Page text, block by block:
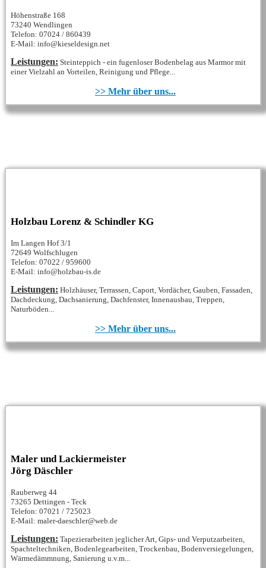
Höhenstraße 168
73240 Wendlingen
Telefon: 07024 / 860439
E-Mail: info@kieseldesign.net
Leistungen: Steinteppich - ein fugenloser Bodenbelag aus Marmor mit
einer Vielzahl an Vorteilen, Reinigung und Pflege...
>> Mehr über uns...
Holzbau Lorenz & Schindler KG
Im Langen Hof 3/1
72649 Wolfschlugen
Telefon: 07022 / 959600
E-Mail: info@holzbau-is.de
Leistungen: Holzhäuser, Terrassen, Caport, Vordächer, Gauben, Fassaden,
Dachdeckung, Dachsanierung, Dachfenster, Innenausbau, Treppen,
Naturböden...
>> Mehr über uns...
Maler und Lackiermeister
Jörg Däschler
Rauberweg 44
73265 Dettingen - Teck
Telefon: 07021 / 725023
E-Mail: maler-daeschler@web.de
Leistungen: Tapezierarbeiten jeglicher Art, Gips- und Verputzarbeiten,
Spachteltechniken, Bodenlegearbeiten, Trockenbau, Bodenversiegelungen,
Wärmedämmnung, Sanierung u.v.m...